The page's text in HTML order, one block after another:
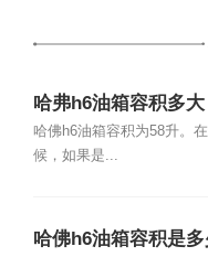
哈弗h6油箱容积多大
哈佛h6油箱容积为58升。
候，如果是...
哈佛h6油箱容积是